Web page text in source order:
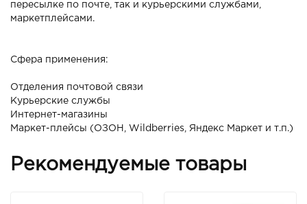
пересылке по почте, так и курьерскими службами,
маркетплейсами.
Сфера применения:
Отделения почтовой связи
Курьерские службы
Интернет-магазины
Маркет-плейсы (ОЗОН, Wildberries, Яндекс Маркет и т.п.)
Рекомендуемые товары